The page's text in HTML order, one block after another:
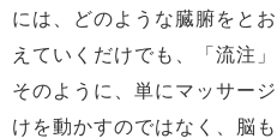
には、どのような臓腑をと
えていくだけでも、「流注
そのように、単にマッサー
けを動かすのではなく、脳